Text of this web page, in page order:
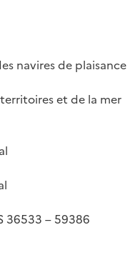
navires de plaisance
et de la mer
36533 – 59386